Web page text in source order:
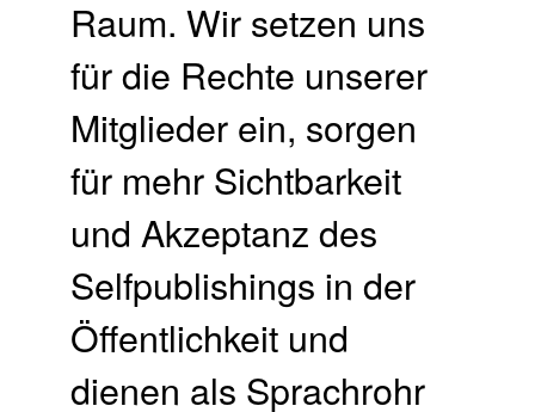
Raum. Wir setzen uns
für die Rechte unserer
Mitglieder ein, sorgen
für mehr Sichtbarkeit
und Akzeptanz des
Selfpublishings in der
Öffentlichkeit und
dienen als Sprachrohr